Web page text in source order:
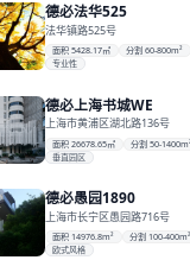
德必法华525
法华镇路525号
面积 5428.17㎡ 分割 60-800m²
专业性
德必上海书城WE
上海市黄浦区湖北路136号
面积 26678.65㎡ 分割 50-1400m²
垂直园区
德必愚园1890
上海市长宁区愚园路716号
面积 14976.8m² 分割 100-400m²
欧式风格